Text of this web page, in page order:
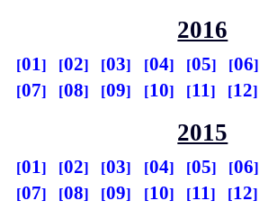
2016
01 02 03 04 05
06
07
08 09 10 11 12
2015
01 02 03 04 05
06
07
08 09 10 11 12